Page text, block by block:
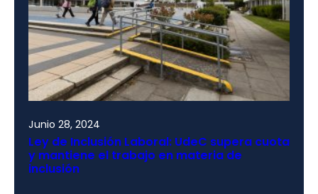
Junio 28, 2024
Ley de Inclusión Laboral: UdeC supera cuota
y mantiene el trabajo en materia de
inclusión